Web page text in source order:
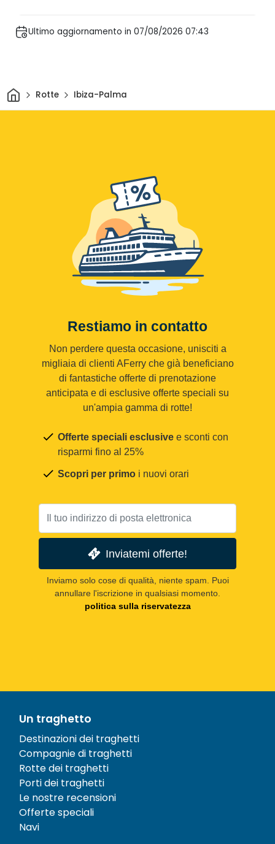
Ultimo aggiornamento in 07/08/2026 07:43
CasaRotte Ibiza-Palma
Restiamo in contatto
Non perdere questa occasione, unisciti a
migliaia di clienti AFerry che già beneficiano
di fantastiche offerte di prenotazione
anticipata e di esclusive offerte speciali su
un'ampia gamma di rotte!
Offerte speciali esclusive e sconti con
risparmi fino al 25%
Scopri per primo i nuovi orari
Inviatemi offerte!
Inviamo solo cose di qualità, niente spam. Puoi
annullare l'iscrizione in qualsiasi momento.
politica sulla riservatezza
Un traghetto
Destinazioni dei traghetti
Compagnie di traghetti
Rotte dei traghetti
Porti dei traghetti
Le nostre recensioni
Offerte speciali
Navi